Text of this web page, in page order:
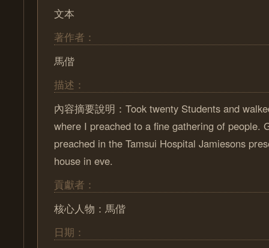
文本
著作者：
馬偕
描述：
內容摘要說明：Took twenty Students and
where I preached to a fine gathering of people.
preached in the Tamsui Hospital Jamiesons
house in eve.
貢獻者：
核心人物：馬偕
日期：